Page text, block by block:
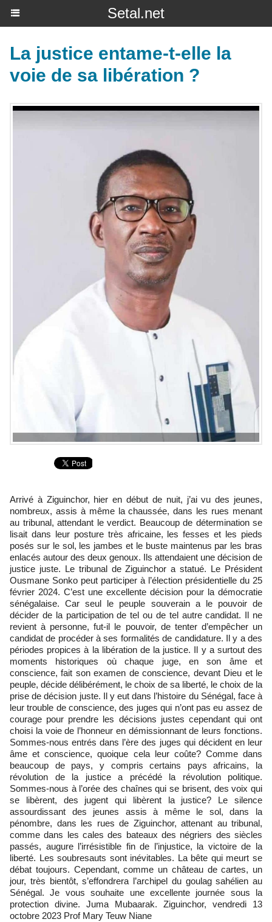
Setal.net
La justice entame-t-elle la
voie de sa libération ?
Arrivé à Ziguinchor, hier en début de nuit, j’ai vu des jeunes,
nombreux, assis à même la chaussée, dans les rues menant
au tribunal, attendant le verdict. Beaucoup de détermination se
lisait dans leur posture très africaine, les fesses et les pieds
posés sur le sol, les jambes et le buste maintenus par les bras
enlacés autour des deux genoux. Ils attendaient une décision de
justice juste. Le tribunal de Ziguinchor a statué. Le Président
Ousmane Sonko peut participer à l’élection présidentielle du 25
février 2024. C’est une excellente décision pour la démocratie
sénégalaise. Car seul le peuple souverain a le pouvoir de
décider de la participation de tel ou de tel autre candidat. Il ne
revient à personne, fut-il le pouvoir, de tenter d’empêcher un
candidat de procéder à ses formalités de candidature. Il y a des
périodes propices à la libération de la justice. Il y a surtout des
moments historiques où chaque juge, en son âme et
conscience, fait son examen de conscience, devant Dieu et le
peuple, décide délibérément, le choix de sa liberté, le choix de la
prise de décision juste. Il y eut dans l’histoire du Sénégal, face à
leur trouble de conscience, des juges qui n’ont pas eu assez de
courage pour prendre les décisions justes cependant qui ont
choisi la voie de l’honneur en démissionnant de leurs fonctions.
Sommes-nous entrés dans l’ère des juges qui décident en leur
âme et conscience, quoique cela leur coûte? Comme dans
beaucoup de pays, y compris certains pays africains, la
révolution de la justice a précédé la révolution politique.
Sommes-nous à l’orée des chaînes qui se brisent, des voix qui
se libèrent, des jugent qui libèrent la justice? Le silence
assourdissant des jeunes assis à même le sol, dans la
pénombre, dans les rues de Ziguinchor, attenant au tribunal,
comme dans les cales des bateaux des négriers des siècles
passés, augure l’irrésistible fin de l’injustice, la victoire de la
liberté. Les soubresauts sont inévitables. La bête qui meurt se
débat toujours. Cependant, comme un château de cartes, un
jour, très bientôt, s’effondrera l’archipel du goulag sahélien au
Sénégal. Je vous souhaite une excellente journée sous la
protection divine. Juma Mubaarak. Ziguinchor, vendredi 13
octobre 2023 Prof Mary Teuw Niane